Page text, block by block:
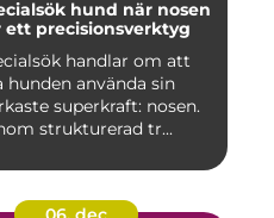
hund när nosen
ett precisionsverktyg
handlar om att
hunden använda sin
superkraft: nosen.
strukturerad tr...